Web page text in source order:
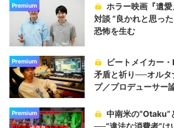
Premium
ホラー映画『遺
対談 “良かれと思っ
恐怖を生む
Premium
ビートメイカー
矛盾と祈り──オルタ
プ／プロデューサー
Premium
中南米の“Otaku”
──“違法な消費者”は